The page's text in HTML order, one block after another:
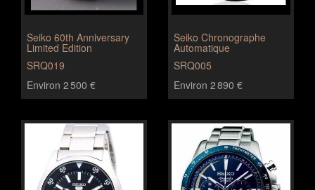
Seiko 60th Anniversary
Limited Edition
SRQ019
Environ 2 500 €
Seiko Chronographe
Automatique
SRQ005
Environ 2 890 €